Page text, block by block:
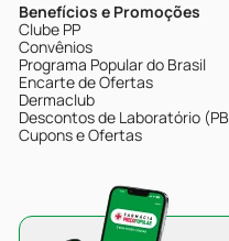
Benefícios e Promoções
Clube PP
Convênios
Programa Popular do Brasil
Encarte de Ofertas
Dermaclub
Descontos de Laboratório
Cupons e Ofertas